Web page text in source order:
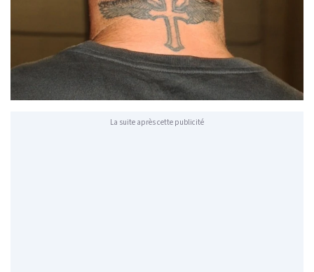
La suite après cette publicité